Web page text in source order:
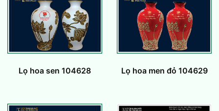
Lọ hoa sen 104628 Lọ hoa men đỏ 104629